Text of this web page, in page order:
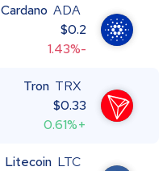
Cardano ADA
$0.2
-1.43%
Tron TRX
$0.33
+0.61%
Litecoin LTC